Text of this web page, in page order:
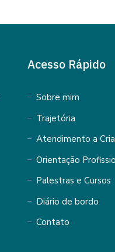
Acesso Rápido
Sobre mim
Trajetória
Atendimento a
Orientação
Palestras e Cursos
Diário de bordo
Contato